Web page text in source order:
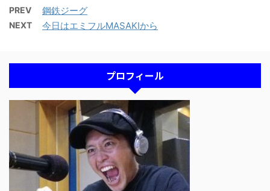
PREV 鋼鉄ジーグ
NEXT 今日はエミフルMASAKIから
プロフィール